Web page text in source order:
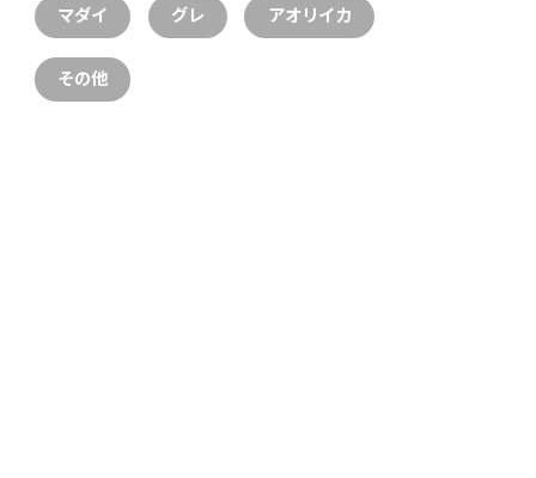
マダイ グレ アオリイカ
その他